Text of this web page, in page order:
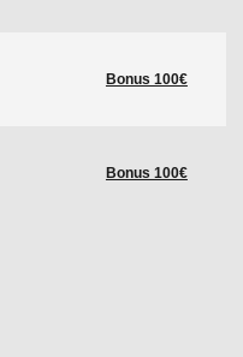
Bonus 100€
Bonus 100€